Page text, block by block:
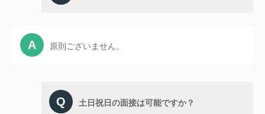
原則ございません。
土日祝日の面接は可能ですか？